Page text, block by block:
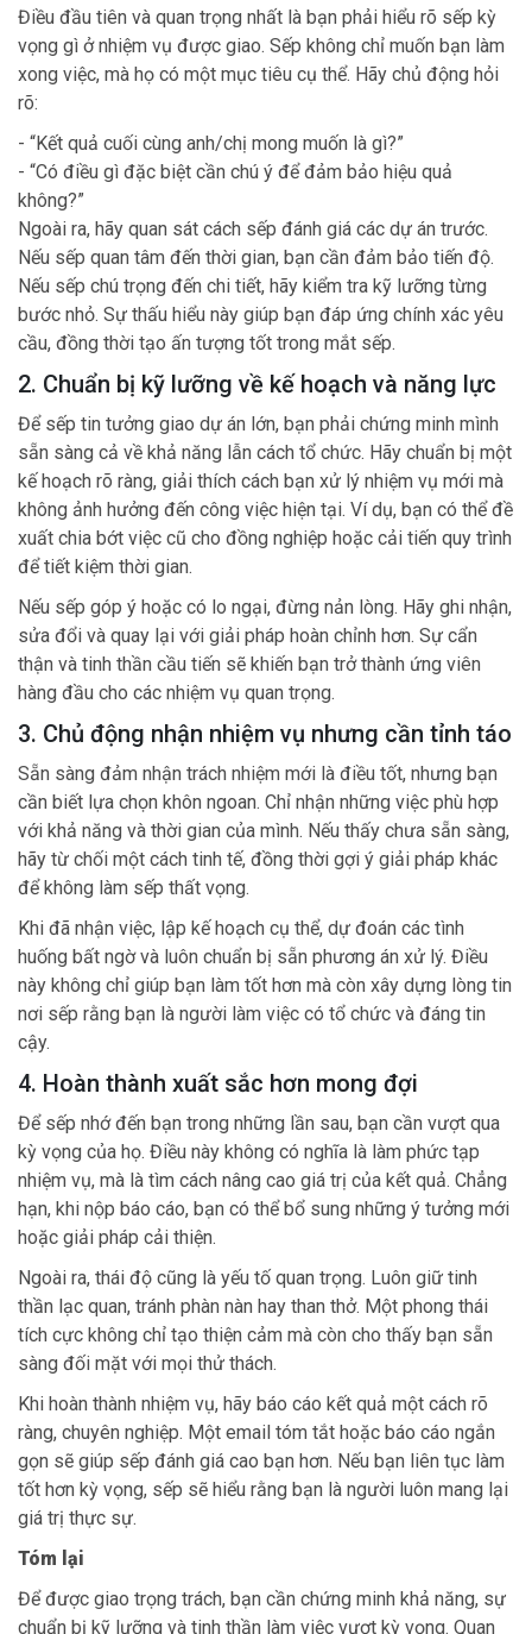
Điều đầu tiên và quan trọng nhất là bạn phải hiểu rõ sếp kỳ
vọng gì ở nhiệm vụ được giao. Sếp không chỉ muốn bạn làm
xong việc, mà họ có một mục tiêu cụ thể. Hãy chủ động hỏi
rõ:
- “Kết quả cuối cùng anh/chị mong muốn là gì?”
- “Có điều gì đặc biệt cần chú ý để đảm bảo hiệu quả
không?”
Ngoài ra, hãy quan sát cách sếp đánh giá các dự án trước.
Nếu sếp quan tâm đến thời gian, bạn cần đảm bảo tiến độ.
Nếu sếp chú trọng đến chi tiết, hãy kiểm tra kỹ lưỡng từng
bước nhỏ. Sự thấu hiểu này giúp bạn đáp ứng chính xác yêu
cầu, đồng thời tạo ấn tượng tốt trong mắt sếp.
2. Chuẩn bị kỹ lưỡng về kế hoạch và năng lực
Để sếp tin tưởng giao dự án lớn, bạn phải chứng minh mình
sẵn sàng cả về khả năng lẫn cách tổ chức. Hãy chuẩn bị một
kế hoạch rõ ràng, giải thích cách bạn xử lý nhiệm vụ mới mà
không ảnh hưởng đến công việc hiện tại. Ví dụ, bạn có thể đề
xuất chia bớt việc cũ cho đồng nghiệp hoặc cải tiến quy trình
để tiết kiệm thời gian.
Nếu sếp góp ý hoặc có lo ngại, đừng nản lòng. Hãy ghi nhận,
sửa đổi và quay lại với giải pháp hoàn chỉnh hơn. Sự cẩn
thận và tinh thần cầu tiến sẽ khiến bạn trở thành ứng viên
hàng đầu cho các nhiệm vụ quan trọng.
3. Chủ động nhận nhiệm vụ nhưng cần tỉnh táo
Sẵn sàng đảm nhận trách nhiệm mới là điều tốt, nhưng bạn
cần biết lựa chọn khôn ngoan. Chỉ nhận những việc phù hợp
với khả năng và thời gian của mình. Nếu thấy chưa sẵn sàng,
hãy từ chối một cách tinh tế, đồng thời gợi ý giải pháp khác
để không làm sếp thất vọng.
Khi đã nhận việc, lập kế hoạch cụ thể, dự đoán các tình
huống bất ngờ và luôn chuẩn bị sẵn phương án xử lý. Điều
này không chỉ giúp bạn làm tốt hơn mà còn xây dựng lòng tin
nơi sếp rằng bạn là người làm việc có tổ chức và đáng tin
cậy.
4. Hoàn thành xuất sắc hơn mong đợi
Để sếp nhớ đến bạn trong những lần sau, bạn cần vượt qua
kỳ vọng của họ. Điều này không có nghĩa là làm phức tạp
nhiệm vụ, mà là tìm cách nâng cao giá trị của kết quả. Chẳng
hạn, khi nộp báo cáo, bạn có thể bổ sung những ý tưởng mới
hoặc giải pháp cải thiện.
Ngoài ra, thái độ cũng là yếu tố quan trọng. Luôn giữ tinh
thần lạc quan, tránh phàn nàn hay than thở. Một phong thái
tích cực không chỉ tạo thiện cảm mà còn cho thấy bạn sẵn
sàng đối mặt với mọi thử thách.
Khi hoàn thành nhiệm vụ, hãy báo cáo kết quả một cách rõ
ràng, chuyên nghiệp. Một email tóm tắt hoặc báo cáo ngắn
gọn sẽ giúp sếp đánh giá cao bạn hơn. Nếu bạn liên tục làm
tốt hơn kỳ vọng, sếp sẽ hiểu rằng bạn là người luôn mang lại
giá trị thực sự.
Tóm lại
Để được giao trọng trách, bạn cần chứng minh khả năng, sự
chuẩn bị kỹ lưỡng và tinh thần làm việc vượt kỳ vọng. Quan